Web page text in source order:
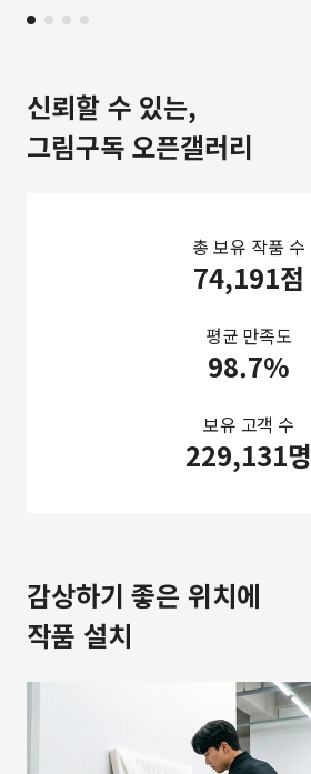
신뢰할 수 있는,
그림구독 오픈갤러리
총 보유 작품 수
74,191점
평균 만족도
98.7%
보유 고객 수
229,131명
감상하기 좋은 위치에
작품 설치